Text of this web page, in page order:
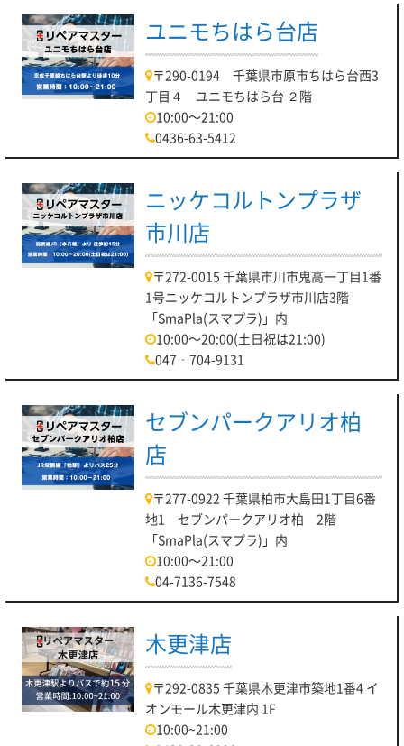
ユニモちはら台店
〒290-0194 千葉県市原市ちはら台西3
丁目４ ユニモちはら台 ２階
10:00～21:00
0436-63-5412
ニッケコルトンプラザ
市川店
〒272-0015 千葉県市川市鬼高一丁目1番
1号ニッケコルトンプラザ市川店3階
「SmaPla(スマプラ)」内
10:00～20:00(土日祝は21:00)
047‐704-9131
セブンパークアリオ柏
店
〒277-0922 千葉県柏市大島田1丁目6番
地1 セブンパークアリオ柏 2階
「SmaPla(スマプラ)」内
10:00～21:00
04-7136-7548
木更津店
〒292-0835 千葉県木更津市築地1番4 イ
オンモール木更津内 1F
10:00~21:00